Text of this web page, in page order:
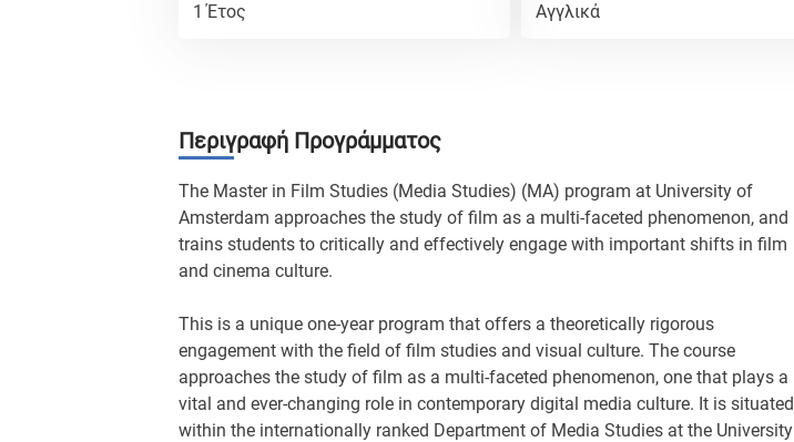
1 Έτος
Αγγλικά
Περιγραφή Προγράμματος
The Master in Film Studies (Media Studies) (MA) program at University of
Amsterdam approaches the study of film as a multi-faceted phenomenon, and
trains students to critically and effectively engage with important shifts in film
and cinema culture.
This is a unique one-year program that offers a theoretically rigorous
engagement with the field of film studies and visual culture. The course
approaches the study of film as a multi-faceted phenomenon, one that plays a
vital and ever-changing role in contemporary digital media culture. It is situated
within the internationally ranked Department of Media Studies at the University